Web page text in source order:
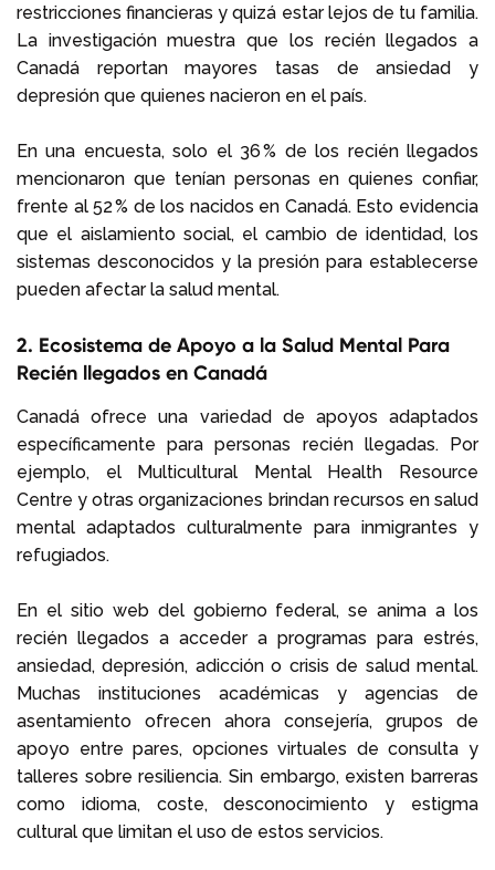
restricciones financieras y quizá estar lejos de tu familia.
La investigación muestra que los recién llegados a
Canadá reportan mayores tasas de ansiedad y
depresión que quienes nacieron en el país.
En una encuesta, solo el 36 % de los recién llegados
mencionaron que tenían personas en quienes confiar,
frente al 52 % de los nacidos en Canadá. Esto evidencia
que el aislamiento social, el cambio de identidad, los
sistemas desconocidos y la presión para establecerse
pueden afectar la salud mental.
2. Ecosistema de Apoyo a la Salud Mental Para
Recién llegados en Canadá
Canadá ofrece una variedad de apoyos adaptados
específicamente para personas recién llegadas. Por
ejemplo, el Multicultural Mental Health Resource
Centre y otras organizaciones brindan recursos en salud
mental adaptados culturalmente para inmigrantes y
refugiados.
En el sitio web del gobierno federal, se anima a los
recién llegados a acceder a programas para estrés,
ansiedad, depresión, adicción o crisis de salud mental.
Muchas instituciones académicas y agencias de
asentamiento ofrecen ahora consejería, grupos de
apoyo entre pares, opciones virtuales de consulta y
talleres sobre resiliencia. Sin embargo, existen barreras
como idioma, coste, desconocimiento y estigma
cultural que limitan el uso de estos servicios.